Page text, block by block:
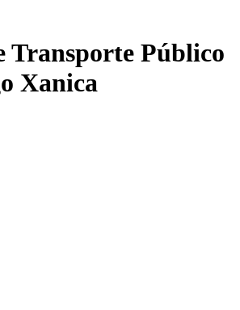
Transporte Público
Xanica